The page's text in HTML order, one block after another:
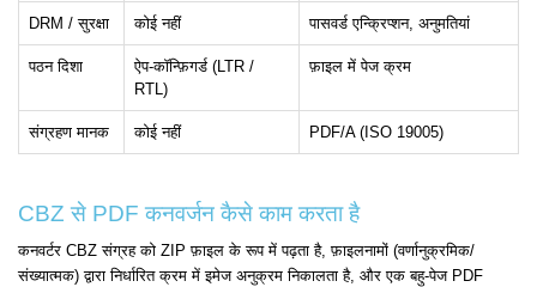
DRM / सुरक्षा कोई नहीं पासवर्ड एन्क्रिप्शन, अनुमतियां
पठन दिशा
ऐप-कॉन्फ़िगर्ड (LTR /
RTL)
फ़ाइल में पेज क्रम
संग्रहण मानक कोई नहीं PDF/A (ISO 19005)
CBZ से PDF कनवर्जन कैसे काम करता है
कनवर्टर CBZ संग्रह को ZIP फ़ाइल के रूप में पढ़ता है, फ़ाइलनामों (वर्णानुक्रमिक/
संख्यात्मक) द्वारा निर्धारित क्रम में इमेज अनुक्रम निकालता है, और एक बहु-पेज PDF